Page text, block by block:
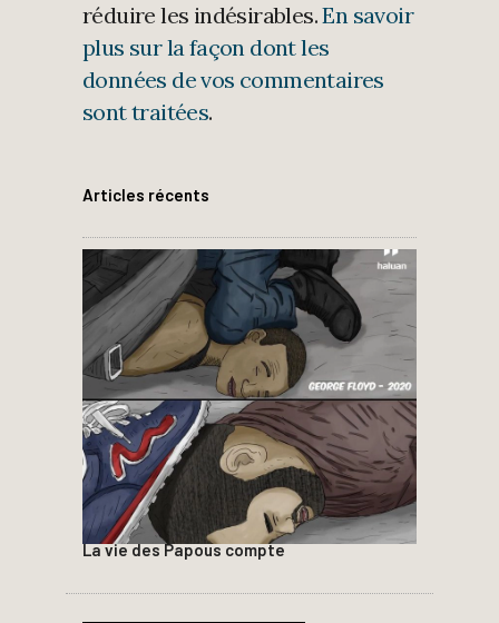
réduire les indésirables.En savoir
plus sur la façon dont les
données de vos commentaires
sont traitées.
Articles récents
La vie des Papous compte